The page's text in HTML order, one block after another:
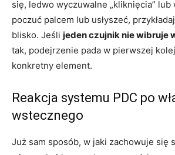
się, ledwo wyczuwalne „kliknięcia” lub
poczuć palcem lub usłyszeć,
blisko. Jeśli jeden czujnik nie wibruje
tak, podejrzenie pada w pierwszej
konkretny element.
Reakcja systemu PDC po
wstecznego
Już sam sposób, w jaki zachowuje się